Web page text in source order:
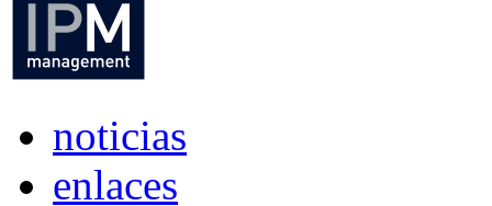
noticias
enlaces